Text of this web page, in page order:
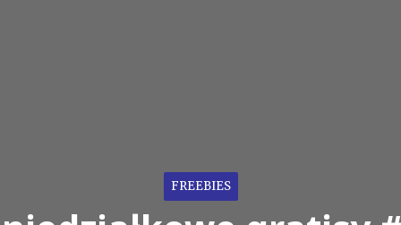
FREEBIES